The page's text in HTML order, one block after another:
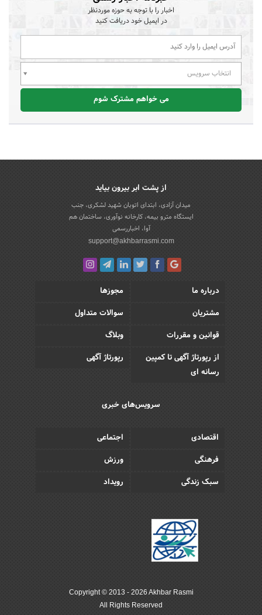
اخبار را با توجه به حوزه موردنظر
در ایمیل خود دریافت کنید
انتخاب سرویس
می خواهم مشترک شوم
از پشت ابر بیرون بیاید
میدان آزادی، ابتدای اتوبان شهید لشکری، جنب
ایستگاه مترو بیمه، کارخانه نوآوری، ساختمان هم
آوا، اخباررسمی
support@akhbarrasmi.com
درباره ما
مجوزها
مشتریان
سوالات متداول
قوانین و مقررات
وبلاگ
از رپورتاژ آگهی تا کمپین
رسانه ای
رپورتاژ آگهی
سرویس‌های خبری
اقتصادی
اجتماعی
فرهنگی
ورزش
سبک زندگی
رویداد
Copyright © 2013 - 2026 Akhbar Rasmi
All Rights Reserved